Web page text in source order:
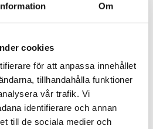
Om
cookies
för att anpassa innehållet
tillhandahålla funktioner
vår trafik. Vi
identifierare och annan
till de sociala medier och